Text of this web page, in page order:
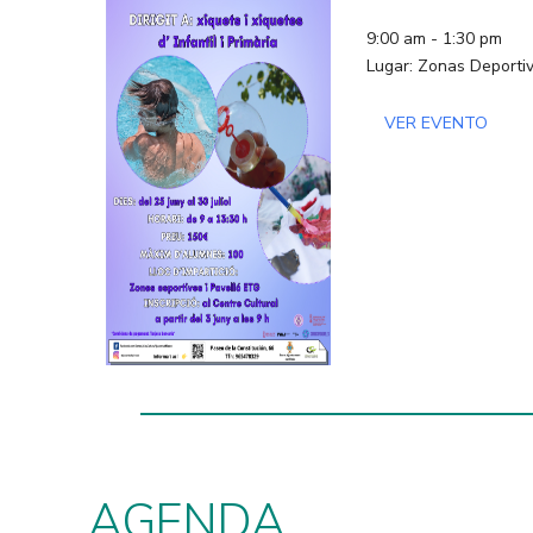
9:00 am - 1:30 pm
Lugar: Zonas
VER EVENTO